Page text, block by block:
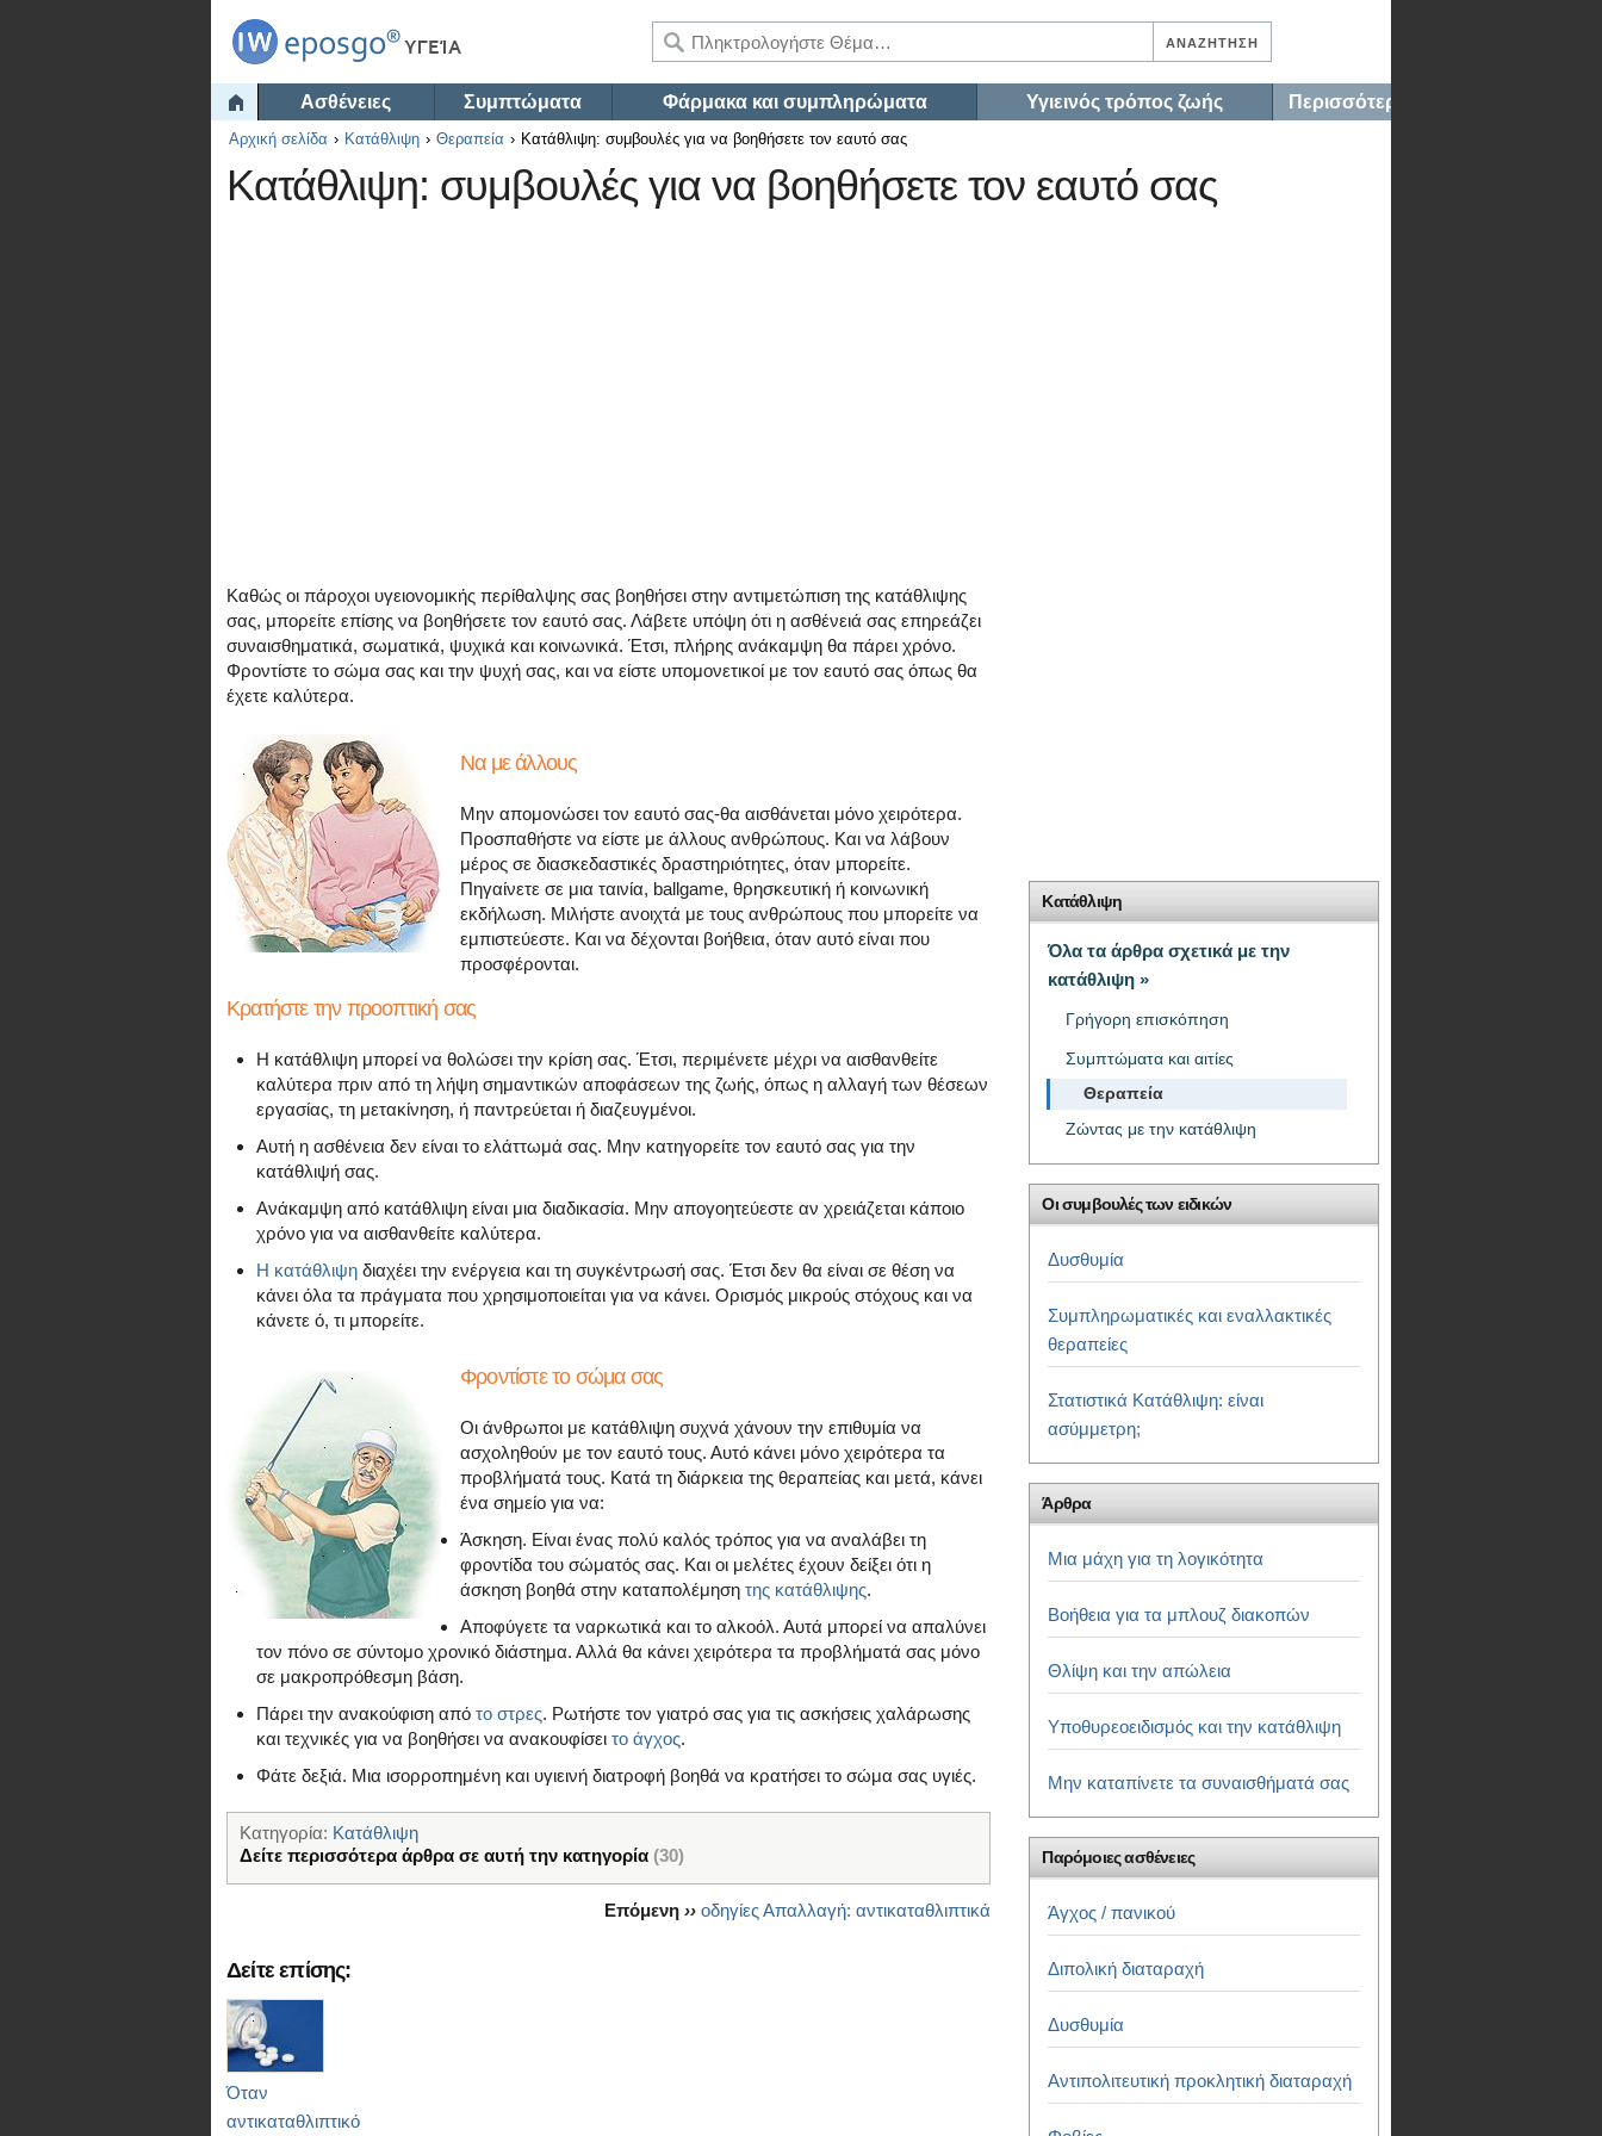
Ασθένειες Συμπτώματα Φάρμακα και συμπληρώματα Υγιεινός τρόπος ζωής Περισσότερα…
Αρχική σελίδα Κατάθλιψη Θεραπεία Κατάθλιψη: συμβουλές για να βοηθήσετε τον εαυτό σας
Κατάθλιψη: συμβουλές για να βοηθήσετε τον εαυτό σας
Καθώς οι πάροχοι υγειονομικής περίθαλψης σας βοηθήσει στην αντιμετώπιση της κατάθλιψης
σας, μπορείτε επίσης να βοηθήσετε τον εαυτό σας. Λάβετε υπόψη ότι η ασθένειά σας επηρεάζει
συναισθηματικά, σωματικά, ψυχικά και κοινωνικά. Έτσι, πλήρης ανάκαμψη θα πάρει χρόνο.
Φροντίστε το σώμα σας και την ψυχή σας, και να είστε υπομονετικοί με τον εαυτό σας όπως θα
έχετε καλύτερα.
Να με άλλους
Μην απομονώσει τον εαυτό σας-θα αισθάνεται μόνο χειρότερα.
Προσπαθήστε να είστε με άλλους ανθρώπους. Και να λάβουν
μέρος σε διασκεδαστικές δραστηριότητες, όταν μπορείτε.
Πηγαίνετε σε μια ταινία, ballgame, θρησκευτική ή κοινωνική
εκδήλωση. Μιλήστε ανοιχτά με τους ανθρώπους που μπορείτε να
εμπιστεύεστε. Και να δέχονται βοήθεια, όταν αυτό είναι που
προσφέρονται.
Κρατήστε την προοπτική σας
Η κατάθλιψη μπορεί να θολώσει την κρίση σας. Έτσι, περιμένετε μέχρι να αισθανθείτε
καλύτερα πριν από τη λήψη σημαντικών αποφάσεων της ζωής, όπως η αλλαγή των θέσεων
εργασίας, τη μετακίνηση, ή παντρεύεται ή διαζευγμένοι.
Αυτή η ασθένεια δεν είναι το ελάττωμά σας. Μην κατηγορείτε τον εαυτό σας για την
κατάθλιψή σας.
Ανάκαμψη από κατάθλιψη είναι μια διαδικασία. Μην απογοητεύεστε αν χρειάζεται κάποιο
χρόνο για να αισθανθείτε καλύτερα.
Η κατάθλιψη διαχέει την ενέργεια και τη συγκέντρωσή σας. Έτσι δεν θα είναι σε θέση να
κάνει όλα τα πράγματα που χρησιμοποιείται για να κάνει. Ορισμός μικρούς στόχους και να
κάνετε ό, τι μπορείτε.
Φροντίστε το σώμα σας
Οι άνθρωποι με κατάθλιψη συχνά χάνουν την επιθυμία να
ασχοληθούν με τον εαυτό τους. Αυτό κάνει μόνο χειρότερα τα
προβλήματά τους. Κατά τη διάρκεια της θεραπείας και μετά, κάνει
ένα σημείο για να:
Άσκηση. Είναι ένας πολύ καλός τρόπος για να αναλάβει τη
φροντίδα του σώματός σας. Και οι μελέτες έχουν δείξει ότι η
άσκηση βοηθά στην καταπολέμηση της κατάθλιψης.
Αποφύγετε τα ναρκωτικά και το αλκοόλ. Αυτά μπορεί να απαλύνει
τον πόνο σε σύντομο χρονικό διάστημα. Αλλά θα κάνει χειρότερα τα προβλήματά σας μόνο
σε μακροπρόθεσμη βάση.
Πάρει την ανακούφιση από το στρες. Ρωτήστε τον γιατρό σας για τις ασκήσεις χαλάρωσης
και τεχνικές για να βοηθήσει να ανακουφίσει το άγχος.
Φάτε δεξιά. Μια ισορροπημένη και υγιεινή διατροφή βοηθά να κρατήσει το σώμα σας υγιές.
Κατηγορία: Κατάθλιψη
Δείτε περισσότερα άρθρα σε αυτή την κατηγορία (30)
Επόμενη ›› οδηγίες Απαλλαγή: αντικαταθλιπτικά
Δείτε επίσης:
Όταν
αντικαταθλιπτικό
Κατάθλιψη
Όλα τα άρθρα σχετικά με την
κατάθλιψη »
Γρήγορη επισκόπηση
Συμπτώματα και αιτίες
Θεραπεία
Ζώντας με την κατάθλιψη
Οι συμβουλές των ειδικών
Δυσθυμία
Συμπληρωματικές και εναλλακτικές
θεραπείες
Στατιστικά Κατάθλιψη: είναι
ασύμμετρη;
Άρθρα
Μια μάχη για τη λογικότητα
Βοήθεια για τα μπλουζ διακοπών
Θλίψη και την απώλεια
Υποθυρεοειδισμός και την κατάθλιψη
Μην καταπίνετε τα συναισθήματά σας
Παρόμοιες ασθένειες
Άγχος / πανικού
Διπολική διαταραχή
Δυσθυμία
Αντιπολιτευτική προκλητική διαταραχή